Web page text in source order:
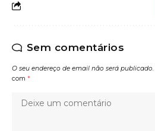
Sem comentários
O seu endereço de email não será publicado.
com *